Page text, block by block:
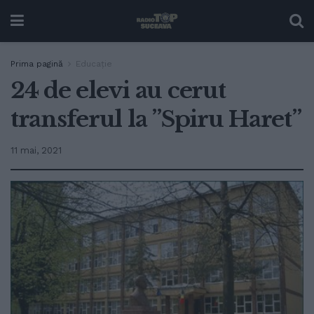
Prima pagină Educație
24 de elevi au cerut
transferul la ”Spiru Haret”
11 mai, 2021